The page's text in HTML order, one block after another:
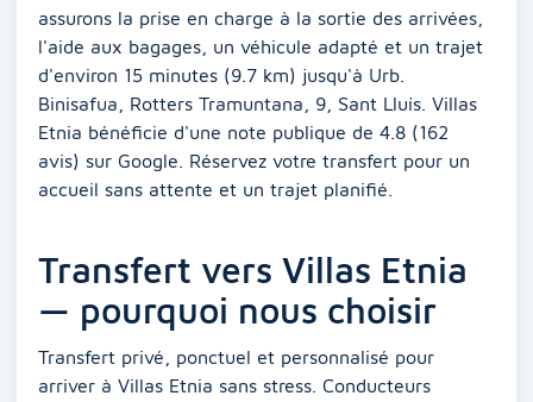
assurons la prise en charge à la sortie des arrivées,
l'aide aux bagages, un véhicule adapté et un trajet
d'environ 15 minutes (9.7 km) jusqu'à Urb.
Binisafua, Rotters Tramuntana, 9, Sant Lluís. Villas
Etnia bénéficie d'une note publique de 4.8 (162
avis) sur Google. Réservez votre transfert pour un
accueil sans attente et un trajet planifié.
Transfert vers Villas Etnia
— pourquoi nous choisir
Transfert privé, ponctuel et personnalisé pour
arriver à Villas Etnia sans stress. Conducteurs